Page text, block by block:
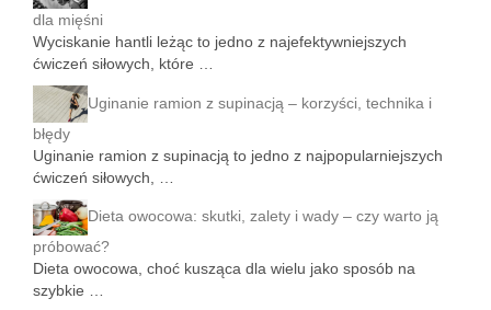
dla mięśni
Wyciskanie hantli leżąc to jedno z najefektywniejszych
ćwiczeń siłowych, które …
Uginanie ramion z supinacją – korzyści, technika i
błędy
Uginanie ramion z supinacją to jedno z najpopularniejszych
ćwiczeń siłowych, …
Dieta owocowa: skutki, zalety i wady – czy warto ją
próbować?
Dieta owocowa, choć kusząca dla wielu jako sposób na
szybkie …